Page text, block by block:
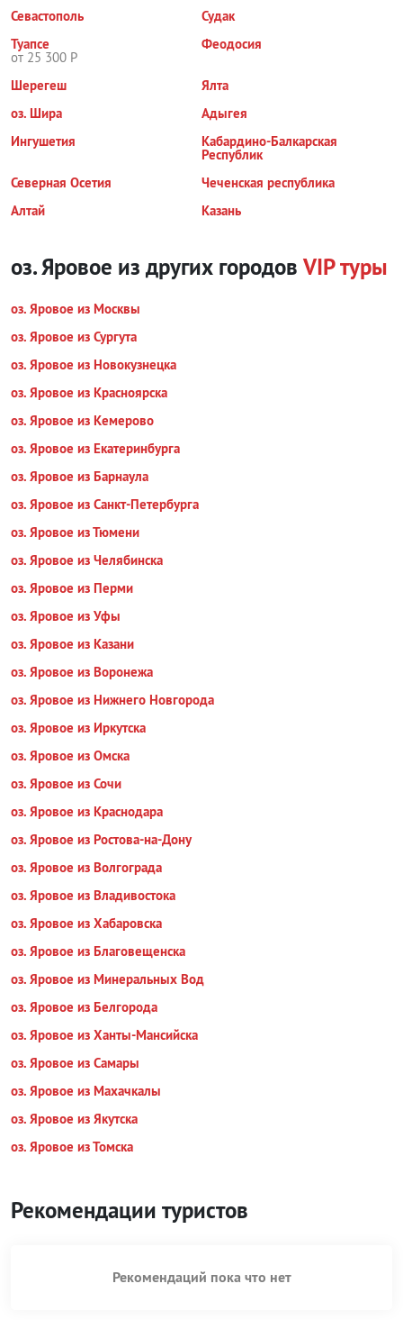
Севастополь
Судак
Туапсе
от 25 300 Р
Феодосия
Шерегеш
Ялта
оз. Шира
Адыгея
Ингушетия
Кабардино-Балкарская
Республик
Северная Осетия
Чеченская республика
Алтай
Казань
оз. Яровое из других городов VIP туры
оз. Яровое из Москвы
оз. Яровое из Сургута
оз. Яровое из Новокузнецка
оз. Яровое из Красноярска
оз. Яровое из Кемерово
оз. Яровое из Екатеринбурга
оз. Яровое из Барнаула
оз. Яровое из Санкт-Петербурга
оз. Яровое из Тюмени
оз. Яровое из Челябинска
оз. Яровое из Перми
оз. Яровое из Уфы
оз. Яровое из Казани
оз. Яровое из Воронежа
оз. Яровое из Нижнего Новгорода
оз. Яровое из Иркутска
оз. Яровое из Омска
оз. Яровое из Сочи
оз. Яровое из Краснодара
оз. Яровое из Ростова-на-Дону
оз. Яровое из Волгограда
оз. Яровое из Владивостока
оз. Яровое из Хабаровска
оз. Яровое из Благовещенска
оз. Яровое из Минеральных Вод
оз. Яровое из Белгорода
оз. Яровое из Ханты-Мансийска
оз. Яровое из Самары
оз. Яровое из Махачкалы
оз. Яровое из Якутска
оз. Яровое из Томска
Рекомендации туристов
Рекомендаций пока что нет